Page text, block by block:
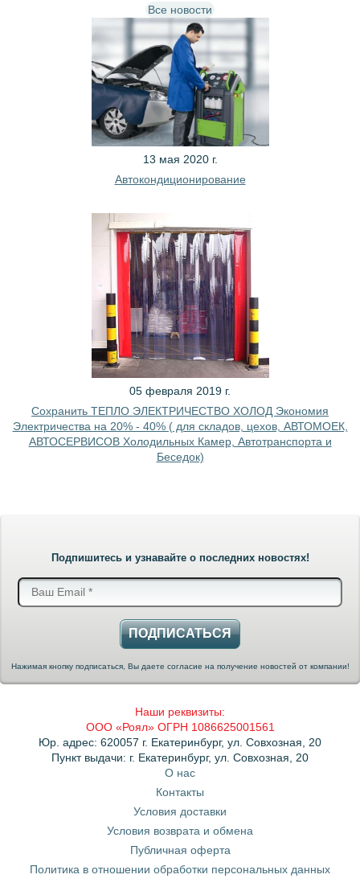
Все новости
13 мая 2020 г.
Автокондиционирование
05 февраля 2019 г.
Сохранить ТЕПЛО ЭЛЕКТРИЧЕСТВО ХОЛОД Экономия
Электричества на 20% - 40% ( для складов, цехов, АВТОМОЕК,
АВТОСЕРВИСОВ Холодильных Камер, Автотранспорта и
Беседок)
Подпишитесь и узнавайте о последних новостях!
ПОДПИСАТЬСЯ
Нажимая кнопку подписаться, Вы даете согласие на получение новостей от компании!
Наши реквизиты:
ООО «Роял» ОГРН 1086625001561
Юр. адрес: 620057 г. Екатеринбург, ул. Совхозная, 20
Пункт выдачи: г. Екатеринбург, ул. Совхозная, 20
О нас
Контакты
Условия доставки
Условия возврата и обмена
Публичная оферта
Политика в отношении обработки персональных данных